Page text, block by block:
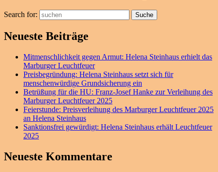
Search for: Suche
Neueste Beiträge
Mitmenschlichkeit gegen Armut: Helena Steinhaus erhielt das
Marburger Leuchtfeuer
Preisbegründung: Helena Steinhaus setzt sich für
menschenwürdige Grundsicherung ein
Betrüßung für die HU: Franz-Josef Hanke zur Verleihung des
Marburger Leuchtfeuer 2025
Feierstunde: Preisverleihung des Marburger Leuchtfeuer 2025
an Helena Steinhaus
Sanktionsfrei gewürdigt: Helena Steinhaus erhält Leuchtfeuer
2025
Neueste Kommentare